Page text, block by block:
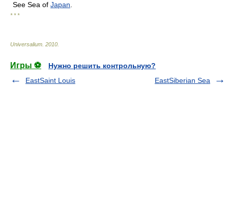
See Sea of Japan
* * *
Universalium 2010
Игры ⚽
Нужно решить контрольную?
EastSaint Louis
EastSiberian Sea